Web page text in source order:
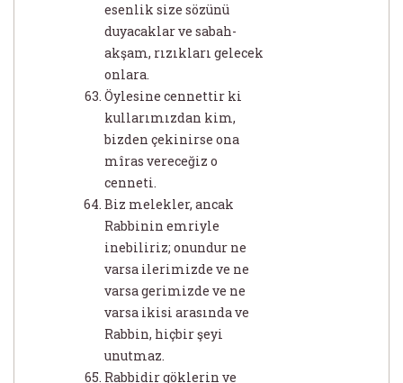
esenlik size sözünü
duyacaklar ve sabah-
akşam, rızıkları gelecek
onlara.
Öylesine cennettir ki
kullarımızdan kim,
bizden çekinirse ona
mîras vereceğiz o
cenneti.
Biz melekler, ancak
Rabbinin emriyle
inebiliriz; onundur ne
varsa ilerimizde ve ne
varsa gerimizde ve ne
varsa ikisi arasında ve
Rabbin, hiçbir şeyi
unutmaz.
Rabbidir göklerin ve